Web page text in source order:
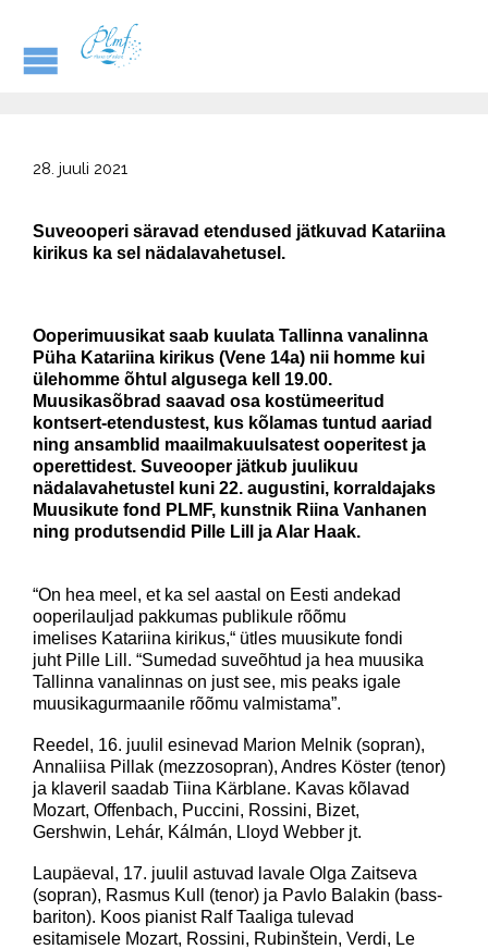
28. juuli 2021
Suveooperi säravad etendused jätkuvad Katariina
kirikus ka sel nädalavahetusel.
Ooperimuusikat saab kuulata Tallinna vanalinna
Püha Katariina kirikus (Vene 14a) nii homme kui
ülehomme õhtul algusega kell 19.00.
Muusikasõbrad saavad osa kostümeeritud
kontsert-etendustest, kus kõlamas tuntud aariad
ning ansamblid maailmakuulsatest ooperitest ja
operettidest. Suveooper jätkub juulikuu
nädalavahetustel kuni 22. augustini, korraldajaks
Muusikute fond PLMF, kunstnik Riina Vanhanen
ning produtsendid Pille Lill ja Alar Haak.
“On hea meel, et ka sel aastal on Eesti andekad
ooperilauljad pakkumas publikule rõõmu
imelises Katariina kirikus,“ ütles muusikute fondi
juht Pille Lill. “Sumedad suveõhtud ja hea muusika
Tallinna vanalinnas on just see, mis peaks igale
muusikagurmaanile rõõmu valmistama”.
Reedel, 16. juulil esinevad Marion Melnik (sopran),
Annaliisa Pillak (mezzosopran), Andres Köster (tenor)
ja klaveril saadab Tiina Kärblane. Kavas kõlavad
Mozart, Offenbach, Puccini, Rossini, Bizet,
Gershwin, Lehár, Kálmán, Lloyd Webber jt.
Laupäeval, 17. juulil astuvad lavale Olga Zaitseva
(sopran), Rasmus Kull (tenor) ja Pavlo Balakin (bass-
bariton). Koos pianist Ralf Taaliga tulevad
esitamisele Mozart, Rossini, Rubinštein, Verdi, Le